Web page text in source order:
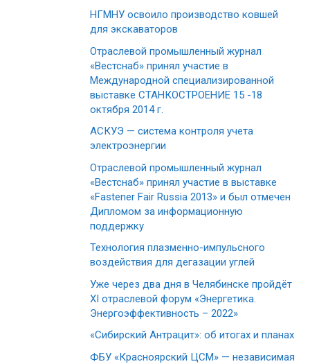
НГМНУ освоило производство ковшей
для экскаваторов
Отраслевой промышленный журнал
«Вестснаб» принял участие в
Международной специализированной
выставке СТАНКОСТРОЕНИЕ 15 -18
октября 2014 г.
АСКУЭ — система контроля учета
электроэнергии
Отраслевой промышленный журнал
«Вестснаб» принял участие в выставке
«Fastener Fair Russia 2013» и был отмечен
Дипломом за информационную
поддержку
Технология плазменно-импульсного
воздействия для дегазации углей
Уже через два дня в Челябинске пройдёт
XI отраслевой форум «Энергетика.
Энергоэффективность – 2022»
«Сибирский Антрацит»: об итогах и планах
ФБУ «Красноярский ЦСМ» — независимая